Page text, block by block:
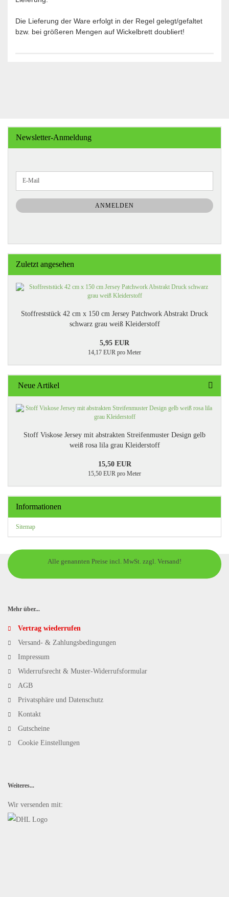
Die Lieferung der Ware erfolgt in der Regel gelegt/gefaltet
bzw. bei größeren Mengen auf Wickelbrett doubliert!
Newsletter-Anmeldung
ZUR
NEWSLETTER-
ANMELDUNG
E-
ANMELDEN
Zuletzt angesehen
Stoffreststück 42 cm x 150 cm Jersey Patchwork Abstrakt Druck
schwarz grau weiß Kleiderstoff​
5,95 EUR
14,17 EUR pro Meter
Neue Artikel
Stoff Viskose Jersey mit abstrakten Streifenmuster Design gelb
weiß rosa lila grau Kleiderstoff
15,50 EUR
15,50 EUR pro Meter
Informationen
Sitemap
Alle genannten Preise incl. MwSt. zzgl. Versand!
Mehr über...
Vertrag wiederrufen
Versand- & Zahlungsbedingungen
Impressum
Widerrufsrecht & Muster-Widerrufsformular
AGB
Privatsphäre und Datenschutz
Kontakt
Gutscheine
Cookie Einstellungen
Weiteres...
Wir versenden mit: